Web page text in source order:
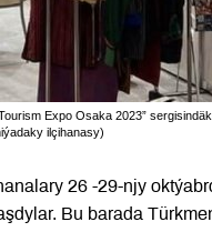
Expo Osaka 2023”
ilçihanasy)
26 -29-njy
Bu barada